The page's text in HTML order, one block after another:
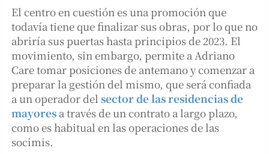
El centro en cuestión es una promoción que
todavía tiene que finalizar sus obras, por lo que no
abriría sus puertas hasta principios de 2023. El
movimiento, sin embargo, permite a Adriano
Care tomar posiciones de antemano y comenzar a
preparar la gestión del mismo, que será confiada
a un operador del sector de las residencias de
mayores a través de un contrato a largo plazo,
como es habitual en las operaciones de las
socimis.